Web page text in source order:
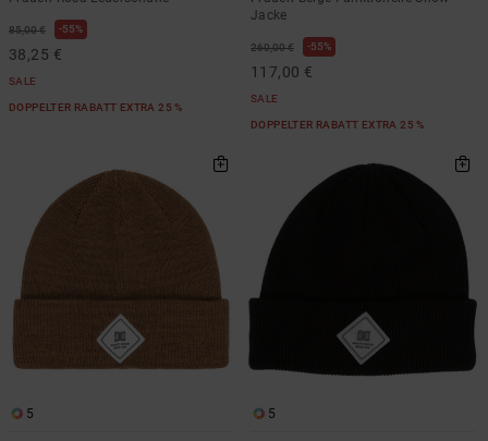
85,00 € 55%
38,25 €
SALE
DOPPELTER RABATT EXTRA 25 %
Jacke
260,00 € 55%
117,00 €
SALE
DOPPELTER RABATT EXTRA 25 %
5 5